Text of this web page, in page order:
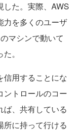
した。実際、AWS
力を多くのユーザ
マシンで動いて
。
用することにな
ントロールのコー
ば、共有している
に持って行ける